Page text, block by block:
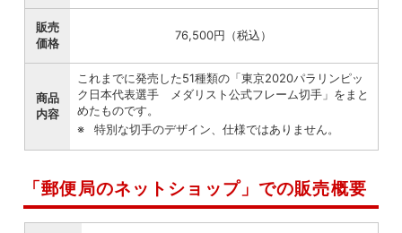
販売
価格
76,500円（税込）
商品
内容
これまでに発売した51種類の「東京2020パラリンピッ
ク日本代表選手 メダリスト公式フレーム切手」をまと
めたものです。
特別な切手のデザイン、仕様ではありません。
「郵便局のネットショップ」での販売概要